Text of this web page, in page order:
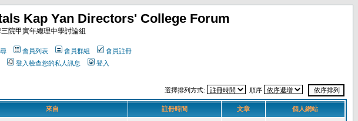
Kap Yan Directors' College Forum
院甲寅年總理中學討論組
會員列表 會員群組
會員註冊
登入檢查您的私人訊息 登入
選擇排列方式: 順序
來自 註冊時間 文章 個人網站